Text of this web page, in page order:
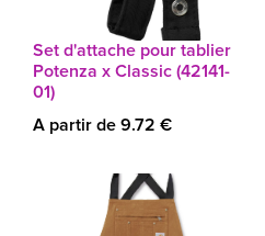
Set d'attache pour tablier
Potenza x Classic (42141-
01)
A partir de 9.72 €